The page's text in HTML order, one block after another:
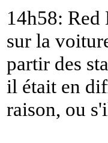
14h58:
sur la
partir des
il était en
raison, ou